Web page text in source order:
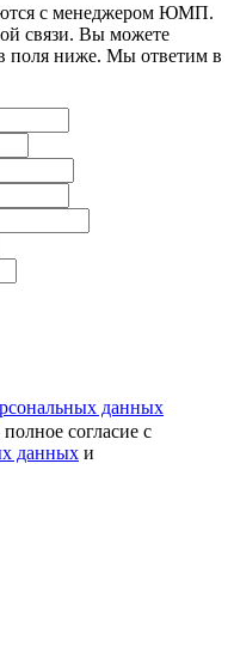
с менеджером ЮМП.
связи. Вы можете
поля ниже. Mы ответим в
данных
согласие с
данных и